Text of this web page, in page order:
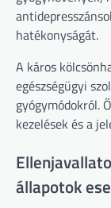
hatékonyságát.
A káros
egészségügyi
gyógymódokról.
kezelések és a
állapotok